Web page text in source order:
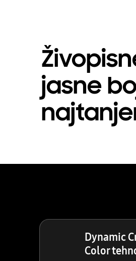
jasne
Dynamic
Color